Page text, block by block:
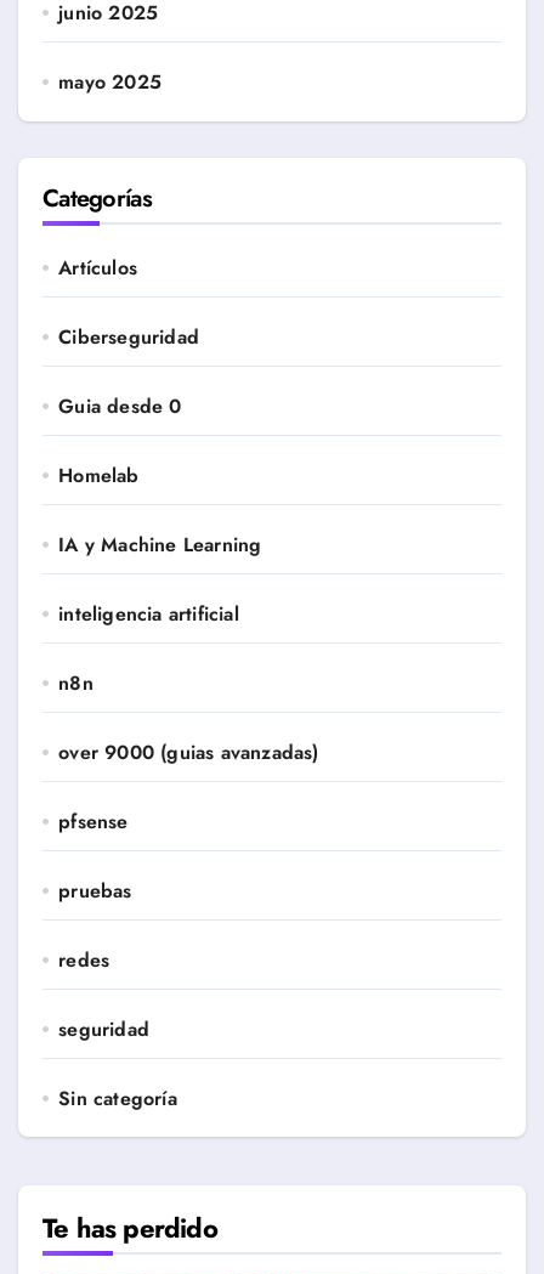
junio 2025
mayo 2025
Categorías
Artículos
Ciberseguridad
Guia desde 0
Homelab
IA y Machine Learning
inteligencia artificial
n8n
over 9000 (guias avanzadas)
pfsense
pruebas
redes
seguridad
Sin categoría
Te has perdido